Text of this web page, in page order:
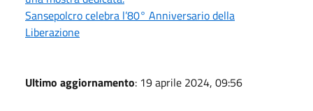
Sansepolcro celebra l’80° Anniversario della
Liberazione
Ultimo aggiornamento: 19 aprile 2024, 09:56